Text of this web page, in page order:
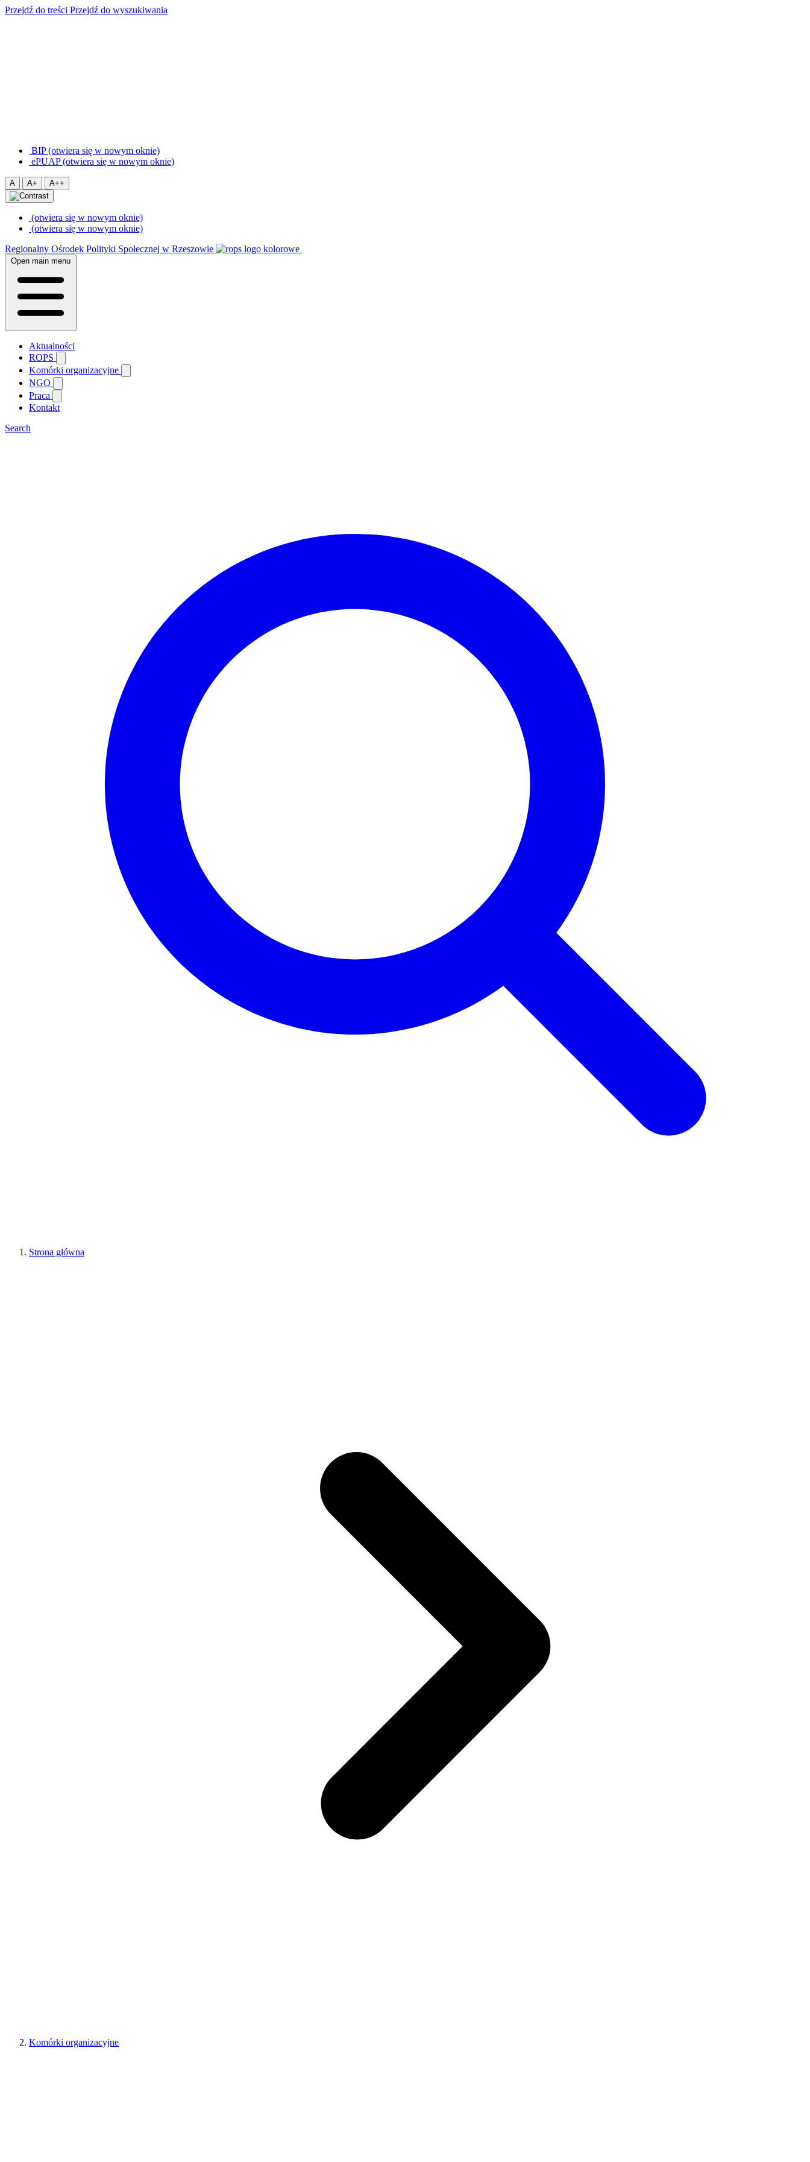
Przejdź do treści Przejdź do wyszukiwania
BIP (otwiera się w nowym oknie)
ePUAP (otwiera się w nowym oknie)
A A+ A++
(otwiera się w nowym oknie)
(otwiera się w nowym oknie)
Regionalny Ośrodek Polityki Społecznej w Rzeszowie
Open main menu
Aktualności
ROPS
Komórki organizacyjne
NGO
Praca
Kontakt
Search
Strona główna
Komórki organizacyjne